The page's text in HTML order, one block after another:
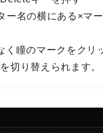
ー名の横にある×マ
く瞳のマークをクリ
切り替えられます。